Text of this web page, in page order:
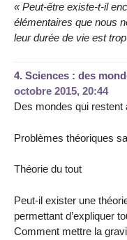
« Peut-être existe-t-il
élémentaires que nous
leur durée de vie est
4. Sciences : des
octobre 2015, 20:44
Des mondes qui restent
Problèmes théoriques
Théorie du tout
Peut-il exister une
permettant d’expliquer
Comment mettre la